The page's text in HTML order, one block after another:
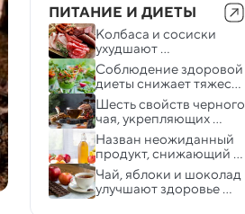
ПИТАНИЕ И ДИЕТЫ
Колбаса и сосиски
ухудшают
мыслительные
способности:
исследование
Соблюдение здоровой
диеты снижает тяжесть
хронической боли  —
ученые
Шесть свойств черного
чая, укрепляющих
здоровье
Назван неожиданный
продукт, снижающий
вес и уровень
холестерина в крови
Чай, яблоки и шоколад
улучшают здоровье
сердца